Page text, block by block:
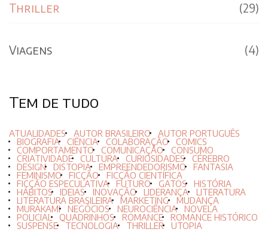
Thriller (29)
Viagens (4)
Tem de tudo
ATUALIDADES AUTOR BRASILEIRO AUTOR PORTUGUÊS
BIOGRAFIA CIÊNCIA COLABORAÇÃO COMICS
COMPORTAMENTO COMUNICAÇÃO CONSUMO
CRIATIVIDADE CULTURA CURIOSIDADES CÉREBRO
DESIGN DISTOPIA EMPREENDEDORISMO FANTASIA
FEMINISMO FICÇÃO FICÇÃO CIENTÍFICA
FICÇÃO ESPECULATIVA FUTURO GATOS HISTÓRIA
HÁBITOS IDEIAS INOVAÇÃO LIDERANÇA LITERATURA
LITERATURA BRASILEIRA MARKETING MUDANÇA
MURAKAMI NEGÓCIOS NEUROCIÊNCIA NOVELA
POLICIAL QUADRINHOS ROMANCE ROMANCE HISTÓRICO
SUSPENSE TECNOLOGIA THRILLER UTOPIA